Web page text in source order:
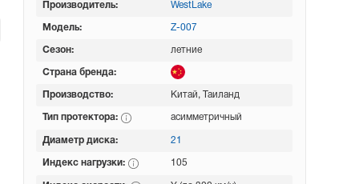
Производитель: WestLake
Модель: Z-007
Сезон: летние
Страна бренда:
Производство: Китай, Таиланд
Тип протектора: асимметричный
Диаметр диска: 21
Индекс нагрузки: 105